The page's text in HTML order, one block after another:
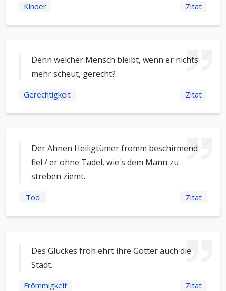
Kinder Zitat
Denn welcher Mensch bleibt, wenn er nichts
mehr scheut, gerecht?
Gerechtigkeit Zitat
Der Ahnen Heiligtümer fromm beschirmend
fiel / er ohne Tadel, wie's dem Mann zu
streben ziemt.
Tod Zitat
Des Glückes froh ehrt ihre Götter auch die
Stadt.
Frömmigkeit Zitat